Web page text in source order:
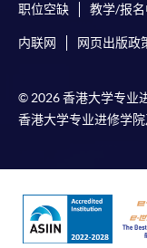
职位空缺 教学/报
内联网 网页出版政
© 2026 香港大学专业
香港大学专业进修学